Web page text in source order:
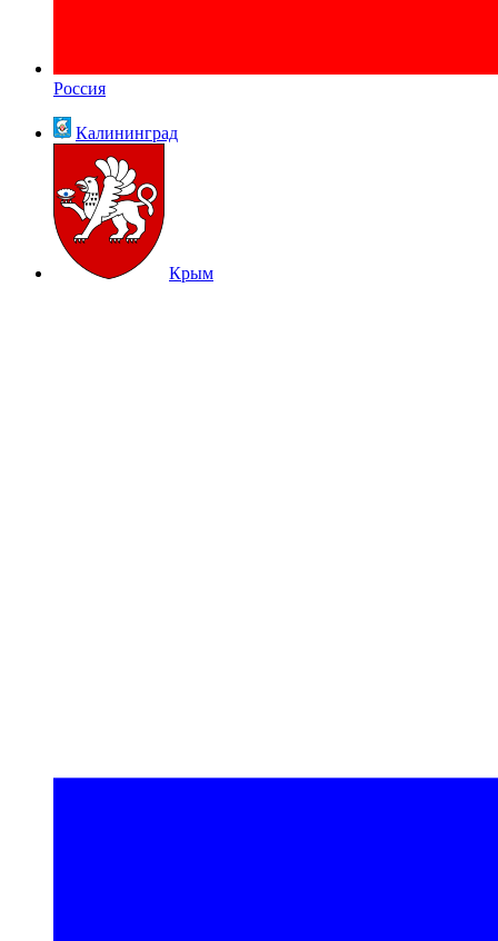
Россия
Калининград
Крым